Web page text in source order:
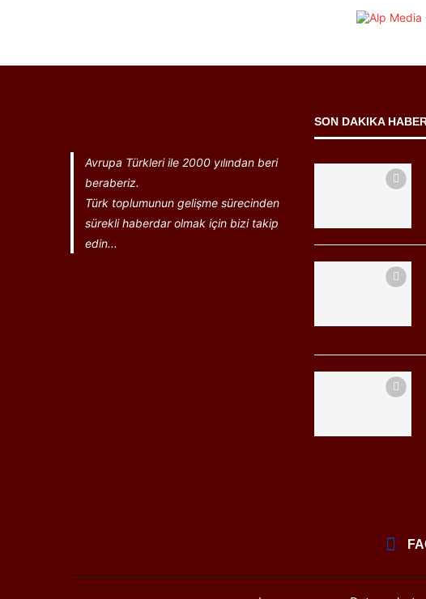
Avrupa Türkleri ile 2000 yılından beri
beraberiz.
Türk toplumunun gelişme sürecinden
sürekli haberdar olmak için bizi takip
edin...
SON DAKIKA